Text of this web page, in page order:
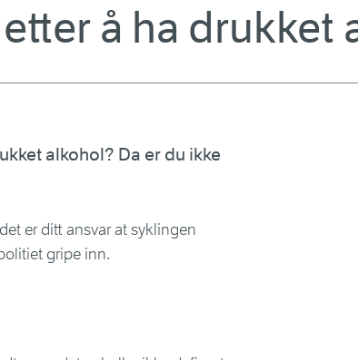
å ha drukket
alkohol? Da er du ikke
er ditt ansvar at syklingen
gripe inn.